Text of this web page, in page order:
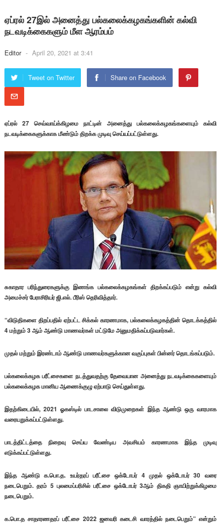
ஏப்ரல் 27இல் அனைத்து பல்கலைக்கழகங்களின் கல்வி
நடவடிக்கைகளும் மீள ஆரம்பம்
Editor - April 20, 2021 at 3:41
Tweet on Twitter Share on Facebook
ஏப்ரல் 27 செவ்வாய்க்கிழமை நாட்டின் அனைத்து பல்கலைக்கழகங்களையும் கல்வி
நடவடிக்கைகளுக்காக மீண்டும் திறக்க முடிவு செய்யப்பட்டுள்ளது.
சுகாதார பரிந்துரைகளுக்கு இணங்க பல்கலைக்கழகங்கள் திறக்கப்படும் என்று கல்வி
அமைச்சர் பேராசிரியர் ஜி.எல். பீரிஸ் தெரிவித்தார்.
“விடுதிகளை திறப்பதில் ஏற்பட்ட சிக்கல் காரணமாக, பல்கலைக்கழகத்தின் தொடக்கத்தில்
4 மற்றும் 3 ஆம் ஆண்டு மாணவர்கள் மட்டுமே அனுமதிக்கப்படுவார்கள்.
முதல் மற்றும் இரண்டாம் ஆண்டு மாணவர்களுக்கான வகுப்புகள் பின்னர் தொடங்கப்படும்.
பல்கலைக்கழக பரீட்சைகளை நடத்துவதற்கு தேவையான அனைத்து நடவடிக்கைகளையும்
பல்கலைக்கழக மானிய ஆணைக்குழு ஏற்பாடு செய்துள்ளது.
இதற்கிடையில், 2021 ஓகஸ்டில் பாடசாலை விடுமுறைகள் இந்த ஆண்டு ஒரு வாரமாக
வரையறுக்கப்பட்டுள்ளது.
பாடத்திட்டத்தை நிறைவு செய்ய வேண்டிய அவசியம் காரணமாக இந்த முடிவு
எடுக்கப்பட்டுள்ளது.
இந்த ஆண்டு க.பொ.த. உயர்தரப் பரீட்சை ஒக்டோபர் 4 முதல் ஒக்டோபர் 30 வரை
நடைபெறும். தரம் 5 புலமைப்பரிசில் பரீட்சை ஒக்டோபர் 3ஆம் திகதி ஞாயிற்றுக்கிழமை
நடைபெறும்.
க.பொ.த சாதாரணதரப் பரீட்சை 2022 ஜனவரி கடைசி வாரத்தில் நடைபெறும்” என்றும்